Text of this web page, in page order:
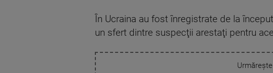
În Ucraina au fost înregistrate de la
un sfert dintre suspecţii arestaţi pentru
Urmărește